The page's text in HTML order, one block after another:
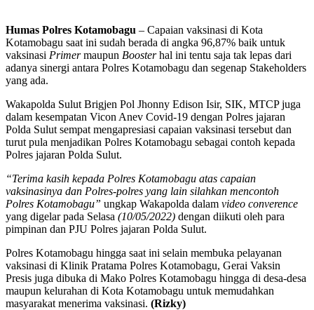
Humas Polres Kotamobagu – Capaian vaksinasi di Kota
Kotamobagu saat ini sudah berada di angka 96,87% baik untuk
vaksinasi Primermaupun Boosterhal ini tentu saja tak lepas dari
adanya sinergi antara Polres Kotamobagu dan segenap Stakeholders
yang ada.
Wakapolda Sulut Brigjen Pol Jhonny Edison Isir, SIK, MTCP juga
dalam kesempatan Vicon Anev Covid-19 dengan Polres jajaran
Polda Sulut sempat mengapresiasi capaian vaksinasi tersebut dan
turut pula menjadikan Polres Kotamobagu sebagai contoh kepada
Polres jajaran Polda Sulut.
“Terima kasih kepada Polres Kotamobagu atas capaian
vaksinasinya dan Polres-polres yang lain silahkan mencontoh
Polres Kotamobagu” ungkap Wakapolda dalam video converence
yang digelar pada Selasa (10/05/2022) dengan diikuti oleh para
pimpinan dan PJU Polres jajaran Polda Sulut.
Polres Kotamobagu hingga saat ini selain membuka pelayanan
vaksinasi di Klinik Pratama Polres Kotamobagu, Gerai Vaksin
Presis juga dibuka di Mako Polres Kotamobagu hingga di desa-desa
maupun kelurahan di Kota Kotamobagu untuk memudahkan
masyarakat menerima vaksinasi. (Rizky)